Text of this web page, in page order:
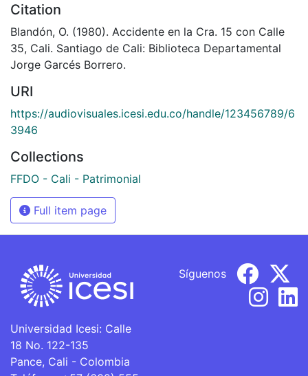
Citation
Blandón, O. (1980). Accidente en la Cra. 15 con Calle
35, Cali. Santiago de Cali: Biblioteca Departamental
Jorge Garcés Borrero.
URI
https://audiovisuales.icesi.edu.co/handle/123456789/6
3946
Collections
FFDO - Cali - Patrimonial
Full item page
Universidad Icesi: Calle
18 No. 122-135
Pance, Cali - Colombia
Síguenos